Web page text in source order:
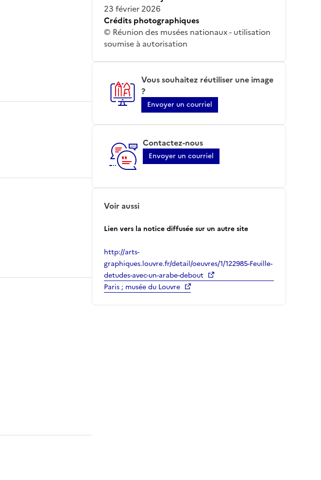
23 février 2026
Crédits photographiques
© Réunion des musées nationaux - utilisation
soumise à autorisation
Vous souhaitez réutiliser une image
?
Envoyer un courriel
Contactez-nous
Envoyer un courriel
Voir aussi
Lien vers la notice diffusée sur un autre site
http://arts-
graphiques.louvre.fr/detail/oeuvres/1/122985-Feuille-
detudes-avec-un-arabe-debout
Paris ; musée du Louvre